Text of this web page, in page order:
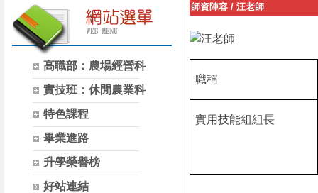
高職部：農場經營科
實技班：休閒農業科
特色課程
畢業進路
升學榮譽榜
好站連結
師資陣容 / 汪老師
職稱
實用技能組組長